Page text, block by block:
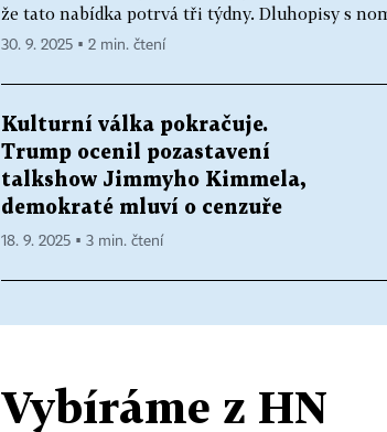
že tato nabídka potrvá tři týdny. Dluhopisy s
30. 9. 2025 ▪ 2 min. čtení
Kulturní válka pokračuje.
Trump ocenil pozastavení
talkshow Jimmyho Kimmela,
demokraté mluví o cenzuře
18. 9. 2025 ▪ 3 min. čtení
Vybíráme z HN